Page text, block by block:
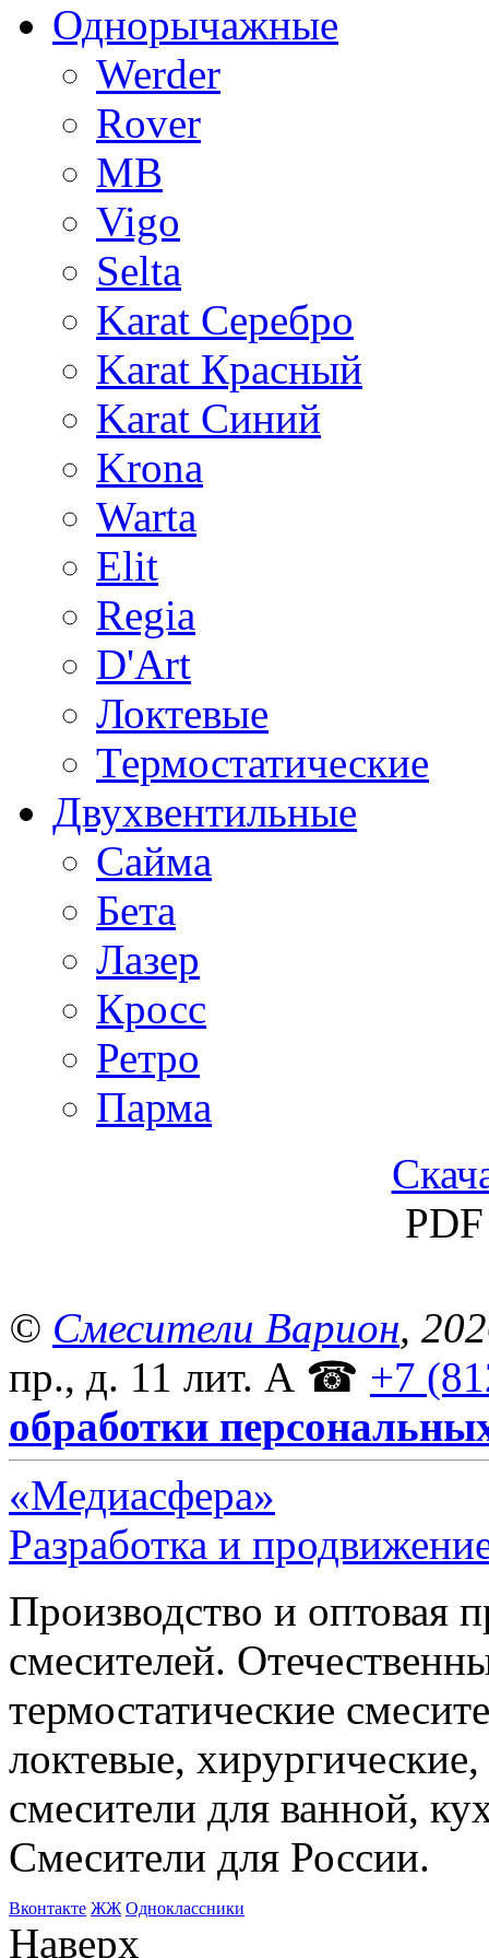
Однорычажные
Werder
Rover
MB
Vigo
Selta
Karat Серебро
Karat Красный
Karat Синий
Krona
Warta
Elit
Regia
D'Art
Локтевые
Термостатические
Двухвентильные
Сайма
Бета
Лазер
Кросс
Ретро
Парма
© Смесители Варион,
пр., д. 11 лит. А ☎ +7
обработки
«Медиасфера»
Разработка и
Производство и оптовая
смесителей.
термостатические
локтевые,
смесители для ванной,
Смесители для России.
Bконтакте ЖЖ Одноклассники
Наверх